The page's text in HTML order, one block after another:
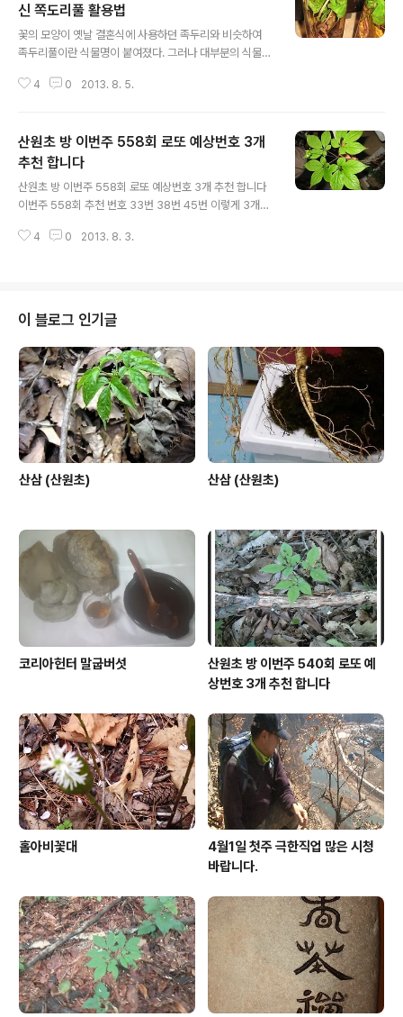
신 쪽도리풀 활용법
꽃의 모양이 옛날 결혼식에 사용하던 족두리와 비슷하여
족두리풀이란 식물명이 붙여졌다. 그러나 대부분의 식물도
다. 족두리풀은 다년초로서 뿌리줄기는 가늘고 길며, 수염
홍자색이 핀다. 족두리풀을 세신이라고 하는데, 뿌리가 가
늘면서 매운 맛이 있기 때문에 세신(가늘세, 매울신)이라고
한다. 뿌리를 캐어 코에 대보면 시원한 향이 가슴을 뚫리게
하며 그 냄새가 기분을 좋게 한다. 전국 각지에 해발 100~
1,700m 되는 산골짜기 넓은 잎나무 밑의 비옥하고 습한
그늘에서 잘 자란다. 북부 지방에서는 잎과 꼭지에 털이 적
4 0 2013. 8. 5.
산원초 방 이번주 558회 로또 예상번호 3개
추천 합니다
산원초 방 이번주 558회 로또 예상번호 3개 추천 합니다
이번주 558회 추천 번호 33번 38번 45번 이렇게 3개를
4 0 2013. 8. 3.
이 블로그 인기글
산삼 (산원초) 산삼 (산원초)
코리아헌터 말굽버섯
산원초 방 이번주 540회 로또 예
상번호 3개 추천 합니다
홀아비꽃대
4월1일 첫주 극한직업 많은 시청
바랍니다.